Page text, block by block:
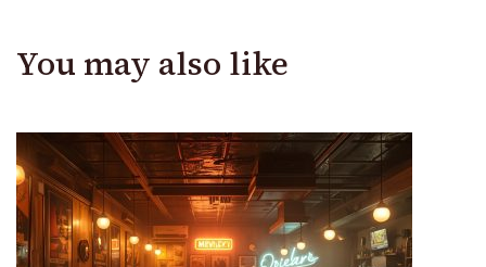
You may also like